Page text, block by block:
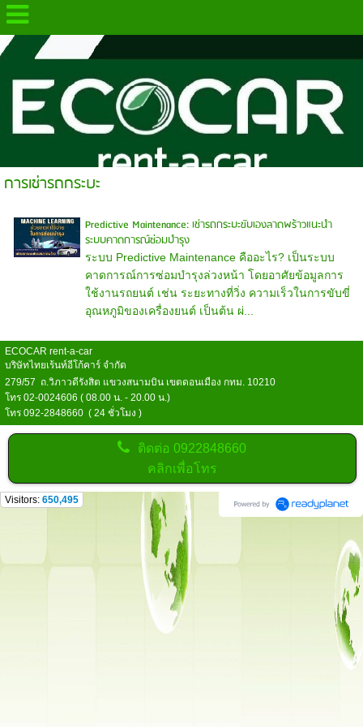
.
การเช่ารถกระบะ
Predictive Maintenance: เช่ารถกระบะขับเองลาดพร้าวแนะนำ
ระบบคาดการณ์ซ่อมบำรุง
ระบบ Predictive Maintenance คืออะไร? เป็นระบบ
คาดการณ์การซ่อมบำรุงล่วงหน้า โดยอาศัยข้อมูลการ
ใช้งานรถยนต์ เช่น ระยะทางที่วิ่ง ความเร็วในการขับขี่
อุณหภูมิของเครื่องยนต์ เป็นต้น ผ่...
ECOCAR rent-a-car
บริษัทไทยเร้นท์อีโก้คาร์ จำกัด
279/57 ถ.วิภาวดีรังสิต แขวงสนามบิน เขตดอนเมือง กทม. 10210
โทร 02-0024606 ( 08.00 น. - 20.00 น.)
โทร 092-2848660 ( 24 ชั่วโมง )
ติดต่อ0922848660
คลิกเพื่อโทร
Visitors: 650,495